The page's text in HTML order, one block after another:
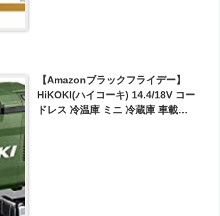
【Amazonブラックフライデー】
HiKOKI(ハイコーキ) 14.4/18V コー
ドレス 冷温庫 ミニ 冷蔵庫 車載冷